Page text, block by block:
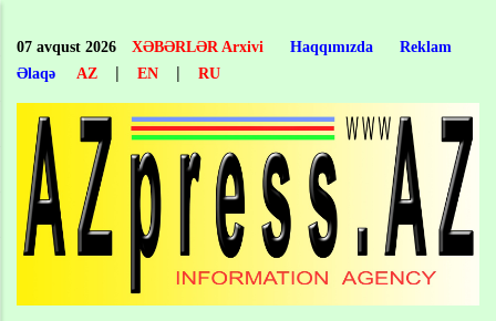
main
content
07 avqust 2026 XƏBƏRLƏR Arxivi Haqqımızda
Reklam
Əlaqə
AZ | EN | RU